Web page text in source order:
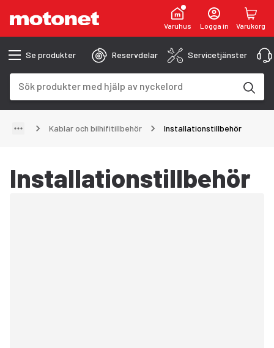
Varuhus Logga in Varukorg
Se produkter Reservdelar Servicetjänster
Kablar och bilhifitillbehör Installationstillbehör
Installationstillbehör